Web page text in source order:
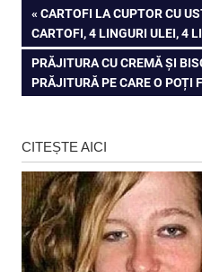
Navigare
în
articole
PREVIOUS
POST:
CARTOFI LA CUPTOR CU
CARTOFI, 4 LINGURI ULEI, 4
NEXT
POST:
PRĂJITURA CU CREMĂ ȘI
PRĂJITURĂ PE CARE O POȚI